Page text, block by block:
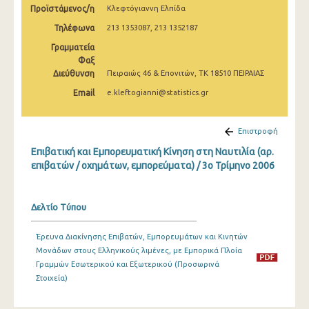
1o Τρίμηνο 2022
4o Τρίμηνο 2021
3o Τρίμηνο 2021
3o Τρίμηνο 2020
1o Τρίμηνο 2020
4o Τρίμηνο 2019
2o Τρίμηνο 2019
Προϊστάμενος/η Κλεφτόγιαννη Ελπίδα
Τηλέφωνα 213 1353087, 213 1352187
Γραμματεία
Φαξ
Διεύθυνση
Πειραιώς 46 & Επονιτών, ΤΚ 18510 ΠΕΙΡΑΙΑΣ
Email e.kleftogianni@statistics.gr
Επιστροφή
Επιβατική και Εμπορευματική Κίνηση στη Ναυτιλία (αρ.
επιβατών / οχημάτων, εμπορεύματα) / 3o Τρίμηνο 2006
Δελτίο Τύπου
Έρευνα Διακίνησης Επιβατών, Εμπορευμάτων και Κινητών
Μονάδων στους Ελληνικούς λιμένες, με Εμπορικά Πλοία
Γραμμών Εσωτερικού και Εξωτερικού (Προσωρινά
Στοιχεία)